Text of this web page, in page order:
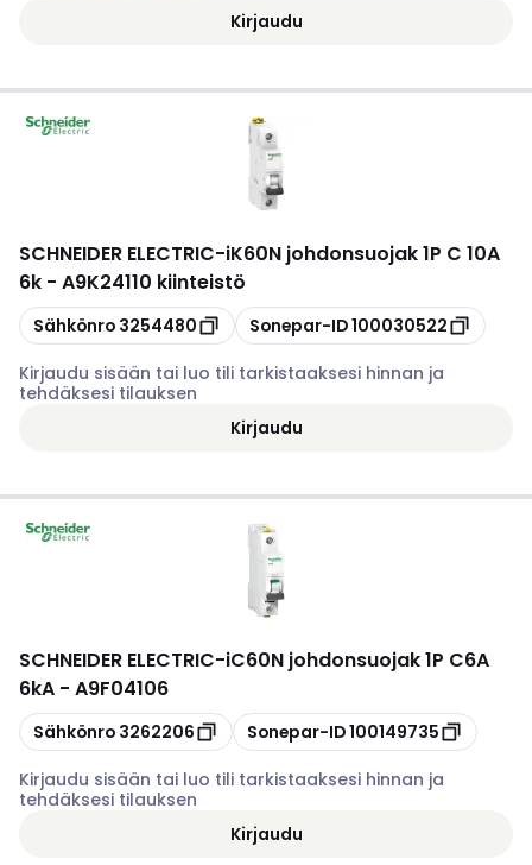
Kirjaudu
SCHNEIDER ELECTRIC-iK60N johdonsuojak 1P C 10A
6k - A9K24110 kiinteistö
Kopioi
Sähkönro 3254480 Kopioi
Sonepar-ID100030522
Kirjaudu sisään tai luo tili tarkistaaksesi hinnan ja
tehdäksesi tilauksen
Kirjaudu
SCHNEIDER ELECTRIC-iC60N johdonsuojak 1P C6A
6kA - A9F04106
Kopioi
Sähkönro 3262206 Kopioi
Sonepar-ID100149735
Kirjaudu sisään tai luo tili tarkistaaksesi hinnan ja
tehdäksesi tilauksen
Kirjaudu